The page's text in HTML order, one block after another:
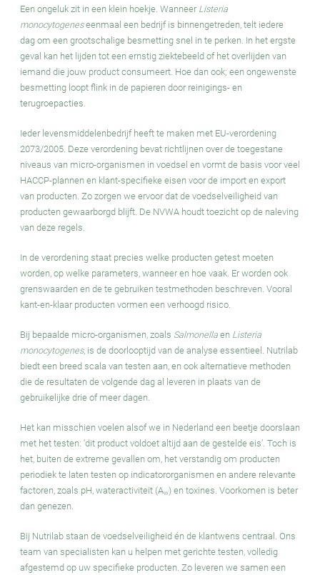
Een ongeluk zit in een klein hoekje. Wanneer Listeria
monocytogeneseenmaal een bedrijf is binnengetreden, telt iedere
dag om een grootschalige besmetting snel in te perken. In het ergste
geval kan het lijden tot een ernstig ziektebeeld of het overlijden van
iemand die jouw product consumeert. Hoe dan ook; een ongewenste
besmetting loopt flink in de papieren door reinigings- en
terugroepacties.
Ieder levensmiddelenbedrijf heeft te maken met EU-verordening
2073/2005. Deze verordening bevat richtlijnen over de toegestane
niveaus van micro-organismen in voedsel en vormt de basis voor veel
HACCP-plannen en klant-specifieke eisen voor de import en export
van producten. Zo zorgen we ervoor dat de voedselveiligheid van
producten gewaarborgd blijft. De NVWA houdt toezicht op de naleving
van deze regels.
In de verordening staat precies welke producten getest moeten
worden, op welke parameters, wanneer en hoe vaak. Er worden ook
grenswaarden en de te gebruiken testmethoden beschreven. Vooral
kant-en-klaar producten vormen een verhoogd risico.
Bij bepaalde micro-organismen, zoals Salmonella en Listeria
monocytogenes, is de doorlooptijd van de analyse essentieel. Nutrilab
biedt een breed scala van testen aan, en ook alternatieve methoden
die de resultaten de volgende dag al leveren in plaats van de
gebruikelijke drie of meer dagen.
Het kan misschien voelen alsof we in Nederland een beetje doorslaan
met het testen: ‘dit product voldoet altijd aan de gestelde eis’. Toch is
het, buiten de extreme gevallen om, het verstandig om producten
periodiek te laten testen op indicatororganismen en andere relevante
factoren, zoals pH, wateractiviteit (Aw) en toxines. Voorkomen is beter
dan genezen.
Bij Nutrilab staan de voedselveiligheid én de klantwens centraal. Ons
team van specialisten kan u helpen met gerichte testen, volledig
afgestemd op uw specifieke producten. Zo leveren we samen een